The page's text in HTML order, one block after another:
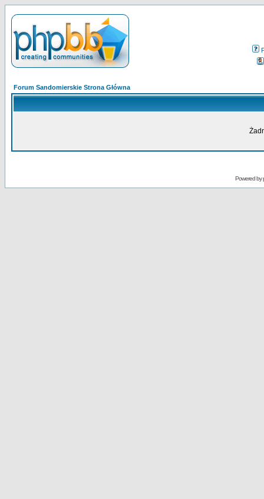
Forum Sandomierskie Strona Główna
Powered by